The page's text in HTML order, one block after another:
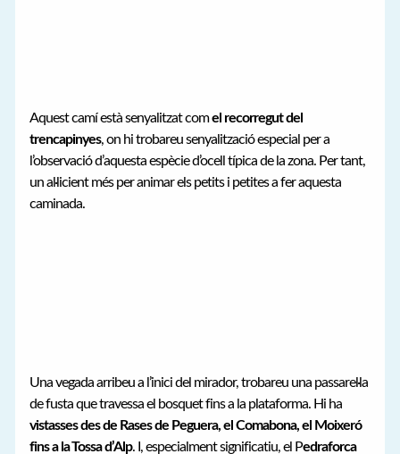
Aquest camí està senyalitzat comel recorregut del
trencapinyes, on hi trobareu senyalització especial per a
l’observació d’aquesta espècie d’ocell típica de la zona. Per tant,
un al·licient més per animar els petits i petites a fer aquesta
caminada.
Una vegada arribeu a l’inici del mirador, trobareu una passarel·la
de fusta que travessa el bosquet fins a la plataforma. Hi ha
vistasses des de Rases de Peguera, el Comabona, el Moixeró
fins a la Tossa d’Alp. I, especialment significatiu, el Pedraforca